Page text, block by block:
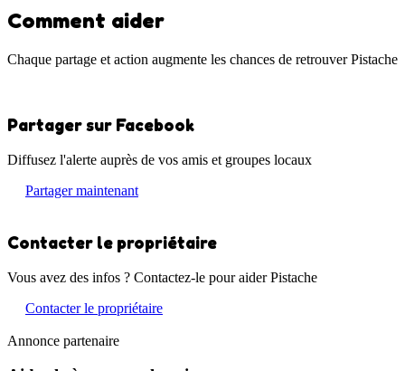
Comment aider
Chaque partage et action augmente les chances de retrouver Pistache
Partager sur Facebook
Diffusez l'alerte auprès de vos amis et groupes locaux
Partager maintenant
Contacter le propriétaire
Vous avez des infos ? Contactez-le pour aider Pistache
Contacter le propriétaire
Annonce partenaire